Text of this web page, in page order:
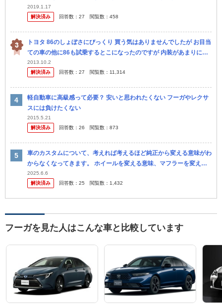
2019.1.17
解決済み
回答数： 27 閲覧数： 458
トヨタ 86のしょぼさにびっくり 買う気はありませんでしたが お目当
ての車の他に86も試乗するとこになったのですが 内装があまりにも
しょぼくてびっくりしました。 一応なんだかんだで350万くらい...
2013.10.2
解決済み
回答数： 27 閲覧数： 11,314
軽自動車に高級感って必要？ 安いと思われたくない フーガやレクサ
スには負けたくない
2015.5.21
解決済み
回答数： 26 閲覧数： 873
車のカスタムについて、考えれば考えるほど純正から変える意味がわ
からなくなってきます。 ホイールを変える意味、マフラーを変える
意味について教えてください。 また車高については、空力しか考え
ないなら...
2025.6.6
解決済み
回答数： 25 閲覧数： 1,432
フーガを見た人はこんな車と比較しています